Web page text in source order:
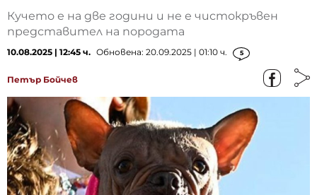
Кучето е на две години и не е чистокръвен
представител на породата
10.08.2025 | 12:45 ч. Обновена: 20.09.2025 | 01:10 ч. 5
Петър Бойчев